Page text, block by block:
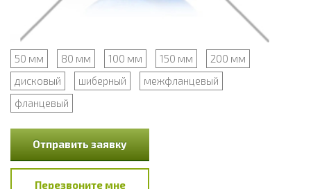
50 мм 80 мм 100 мм 150 мм
200 мм
дисковый
шиберный
межфланцевый
фланцевый
Отправить заявку
Перезвоните мне